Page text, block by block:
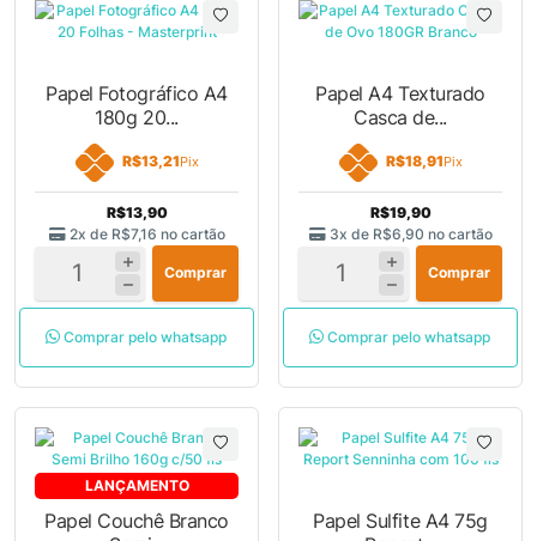
Papel Fotográfico A4
180g 20...
R$13,21Pix
R$13,90
2x de R$7,16 no cartão
Comprar
Comprar pelo whatsapp
Papel A4 Texturado
Casca de...
R$18,91Pix
R$19,90
3x de R$6,90 no cartão
Comprar
Comprar pelo whatsapp
LANÇAMENTO
Papel Couchê Branco
Papel Sulfite A4 75g